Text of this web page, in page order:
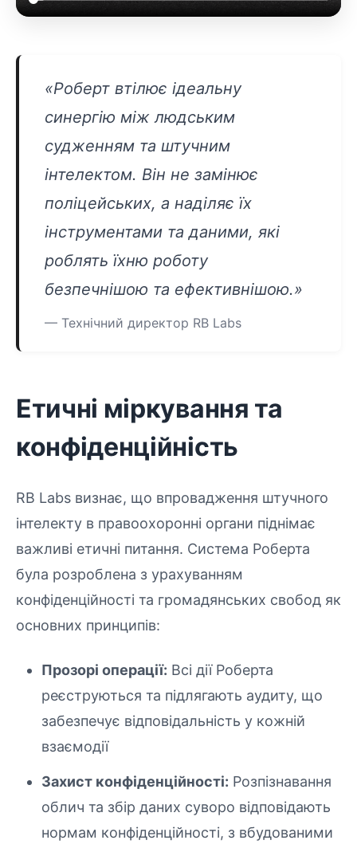
«Роберт втілює ідеальну
синергію між людським
судженням та штучним
інтелектом. Він не замінює
поліцейських, а наділяє їх
інструментами та даними, які
роблять їхню роботу
безпечнішою та ефективнішою.»
— Технічний директор RB Labs
Етичні міркування та
конфіденційність
RB Labs визнає, що впровадження штучного
інтелекту в правоохоронні органи піднімає
важливі етичні питання. Система Роберта
була розроблена з урахуванням
конфіденційності та громадянських свобод як
основних принципів:
Прозорі операції: Всі дії Роберта
реєструються та підлягають аудиту, що
забезпечує відповідальність у кожній
взаємодії
Захист конфіденційності: Розпізнавання
облич та збір даних суворо відповідають
нормам конфіденційності, з вбудованими